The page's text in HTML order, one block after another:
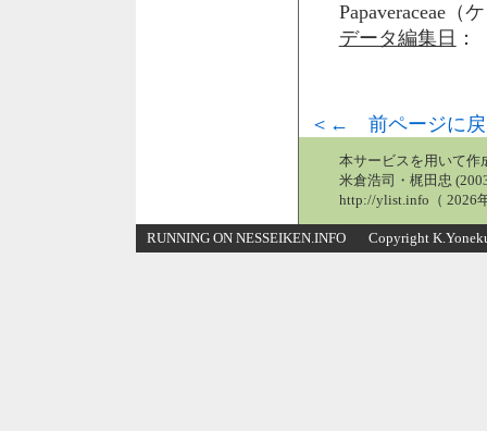
Papaveraceae（
データ編集日
＜← 前ページに戻
本サービスを用いて作
米倉浩司・梶田忠
http://ylist.info（ 2026
RUNNING ON NESSEIKEN.INFO Copyright